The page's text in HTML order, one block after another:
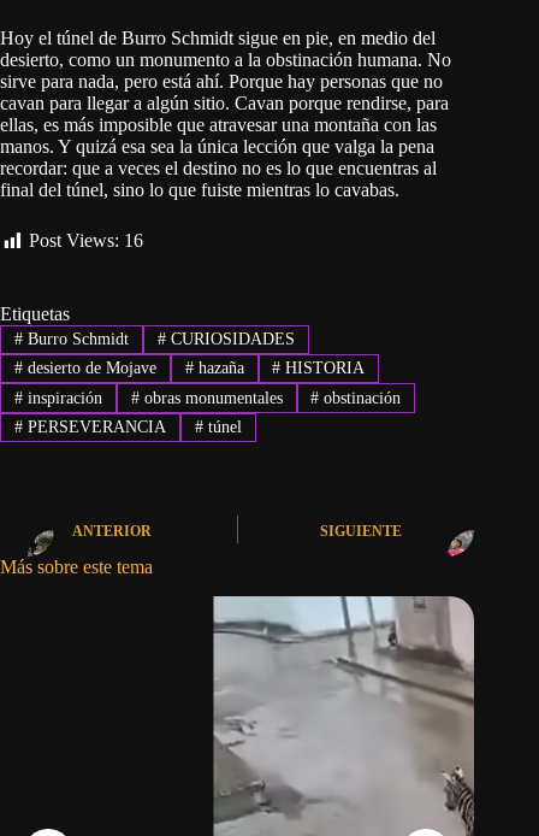
Hoy el túnel de Burro Schmidt sigue en pie, en medio del
desierto, como un monumento a la obstinación humana. No
sirve para nada, pero está ahí. Porque hay personas que no
cavan para llegar a algún sitio. Cavan porque rendirse, para
ellas, es más imposible que atravesar una montaña con las
manos. Y quizá esa sea la única lección que valga la pena
recordar: que a veces el destino no es lo que encuentras al
final del túnel, sino lo que fuiste mientras lo cavabas.
Post Views: 16
Etiquetas
#Burro Schmidt #CURIOSIDADES
#desierto de Mojave #hazaña # HISTORIA
#inspiración #obras monumentales # obstinación
#PERSEVERANCIA #túnel
ANTERIOR SIGUIENTE
Más sobre este tema